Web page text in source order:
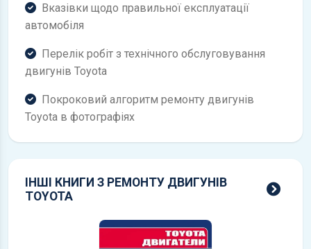
Вказівки щодо правильної експлуатації
автомобіля
Перелік робіт з технічного обслуговування
двигунів Toyota
Покроковий алгоритм ремонту двигунів
Toyota в фотографіях
ІНШІ КНИГИ З РЕМОНТУ ДВИГУНІВ
TOYOTA